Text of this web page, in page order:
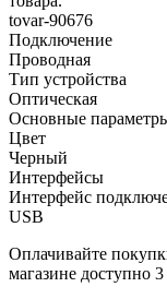
tovar-90676
Подключение
Проводная
Тип устройства
Оптическая
Основные
Цвет
Черный
Интерфейсы
Интерфейс
USB
Оплачивайте
магазине доступно